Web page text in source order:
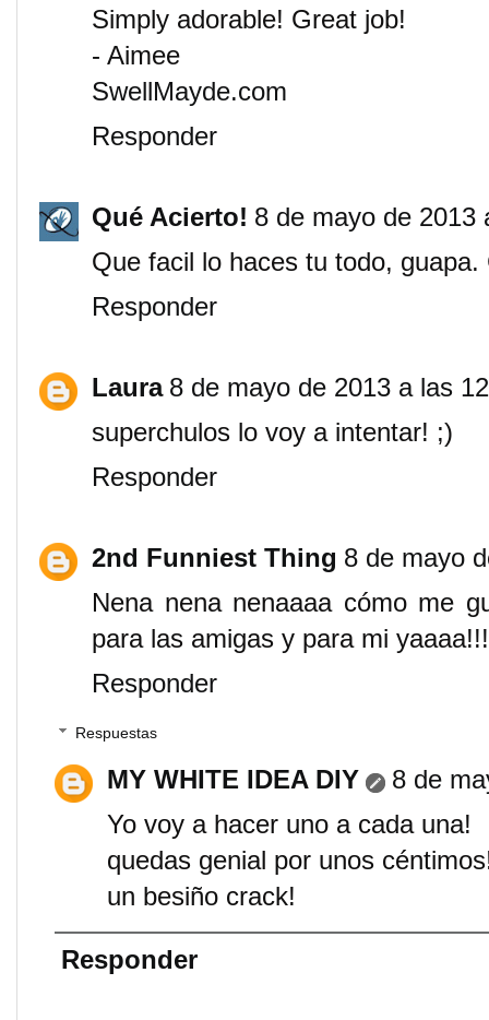
Simply adorable! Great job!
- Aimee
SwellMayde.com
Responder
Qué Acierto! 8 de mayo de 2013
Que facil lo haces tu todo,
Responder
Laura 8 de mayo de 2013 a las
superchulos lo voy a intentar! ;)
Responder
2nd Funniest Thing 8 de mayo
Nena nena nenaaaa cómo me
para las amigas y para mi
Responder
Respuestas
MY WHITE IDEA DIY
8 de
Yo voy a hacer uno a cada una!
quedas genial por unos
un besiño crack!
Responder